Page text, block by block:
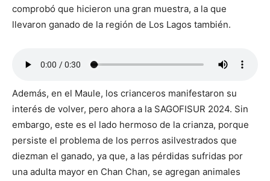
comprobó que hicieron una gran muestra, a la que
llevaron ganado de la región de Los Lagos también.
Además, en el Maule, los crianceros manifestaron su
interés de volver, pero ahora a la SAGOFISUR 2024. Sin
embargo, este es el lado hermoso de la crianza, porque
persiste el problema de los perros asilvestrados que
diezman el ganado, ya que, a las pérdidas sufridas por
una adulta mayor en Chan Chan, se agregan animales